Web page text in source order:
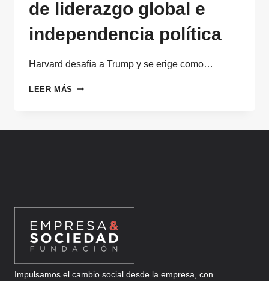
de liderazgo global e
independencia política
Harvard desafía a Trump y se erige como…
LEER MÁS CUANDO
E
POLÍTICA
Impulsamos el cambio social desde la empresa, con